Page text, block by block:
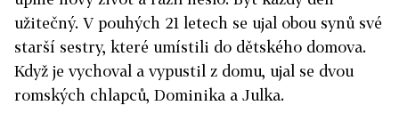
užitečný. V pouhých 21 letech se ujal obou synů své
starší sestry, které umístili do dětského domova.
Když je vychoval a vypustil z domu, ujal se dvou
romských chlapců, Dominika a Julka.